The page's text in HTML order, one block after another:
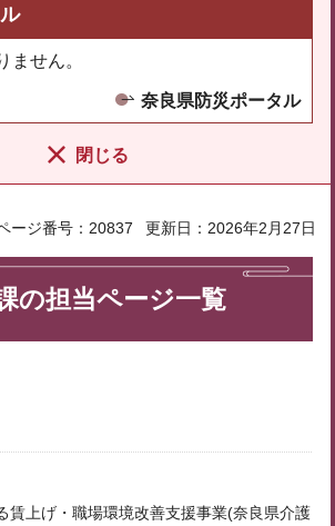
ません。
奈良県防災ポータル
閉じる
ージ番号：20837 更新日：2026年2月27日
の担当ページ一覧
賃上げ・職場環境改善支援事業(奈良県介護